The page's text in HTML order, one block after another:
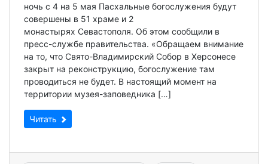
ночь с 4 на 5 мая Пасхальные богослужения будут
совершены в 51 храме и 2
монастырях Севастополя. Об этом сообщили в
пресс-службе правительства. «Обращаем внимание
на то, что Свято-Владимирский Собор в Херсонесе
закрыт на реконструкцию, богослужение там
проводиться не будет. В настоящий момент на
территории музея-заповедника […]
Читать